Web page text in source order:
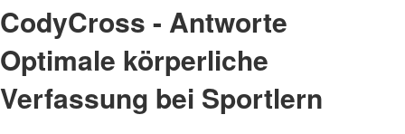
CodyCross - Antworte
Optimale körperliche
Verfassung bei Sportlern